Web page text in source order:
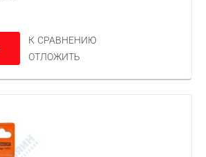
К СРАВНЕНИЮ
ОТЛОЖИТЬ